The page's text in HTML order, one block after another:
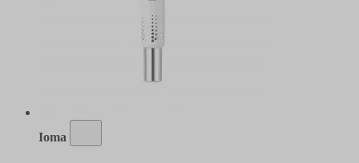
Ioma